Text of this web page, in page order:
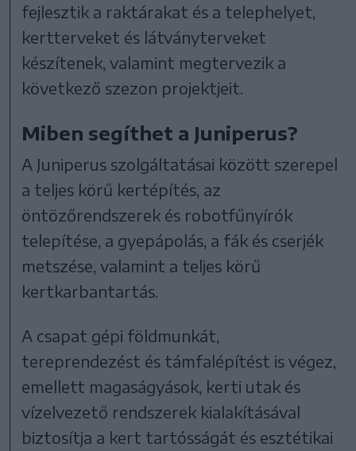
fejlesztik a raktárakat és a telephelyet,
kertterveket és látványterveket
készítenek, valamint megtervezik a
következő szezon projektjeit.
Miben segíthet a Juniperus?
A Juniperus szolgáltatásai között szerepel
a teljes körű kertépítés, az
öntözőrendszerek és robotfűnyírók
telepítése, a gyepápolás, a fák és cserjék
metszése, valamint a teljes körű
kertkarbantartás.
A csapat gépi földmunkát,
tereprendezést és támfalépítést is végez,
emellett magaságyások, kerti utak és
vízelvezető rendszerek kialakításával
biztosítja a kert tartósságát és esztétikai